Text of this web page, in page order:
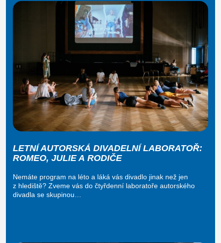
LETNÍ AUTORSKÁ DIVADELNÍ LABORATOŘ:
ROMEO, JULIE A RODIČE
Nemáte program na léto a láká vás divadlo jinak než jen
z hlediště? Zveme vás do čtyřdenní laboratoře autorského
divadla se skupinou…